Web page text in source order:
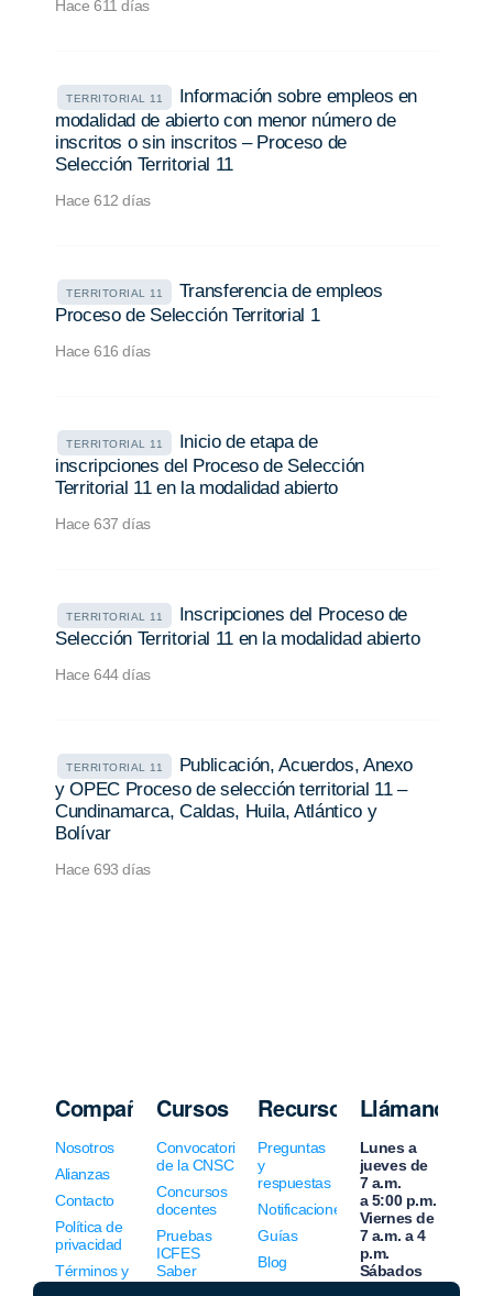
Hace 611 días
TERRITORIAL 11
Información sobre empleos en
modalidad de abierto con menor número de
inscritos o sin inscritos – Proceso de
Selección Territorial 11
Hace 612 días
TERRITORIAL 11
Transferencia de empleos
Proceso de Selección Territorial 1
Hace 616 días
TERRITORIAL 11
Inicio de etapa de
inscripciones del Proceso de Selección
Territorial 11 en la modalidad abierto
Hace 637 días
TERRITORIAL 11
Inscripciones del Proceso de
Selección Territorial 11 en la modalidad abierto
Hace 644 días
TERRITORIAL 11
Publicación, Acuerdos, Anexo
y OPEC Proceso de selección territorial 11 –
Cundinamarca, Caldas, Huila, Atlántico y
Bolívar
Hace 693 días
Compañía
Nosotros
Alianzas
Contacto
Política de
privacidad
Términos y
Cursos
Convocatorias
de la CNSC
Concursos
docentes
Pruebas
ICFES
Saber
Recursos
Preguntas
y
respuestas
Notificaciones
Guías
Blog
Llámanos
Lunes a
jueves de
7 a.m.
a 5:00 p.m.
Viernes de
7 a.m. a 4
p.m.
Sábados